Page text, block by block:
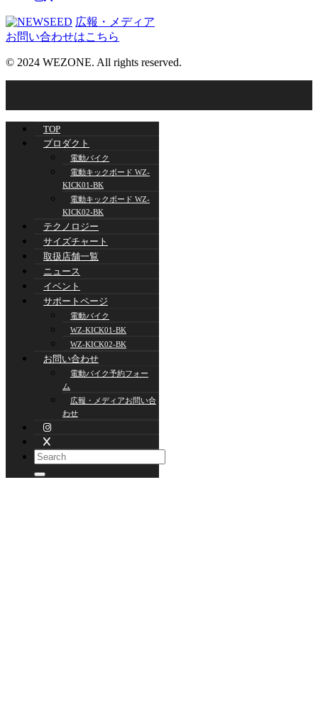
広報・メディア
お問い合わせはこちら
© 2024 WEZONE. All rights reserved.
TOP
プロダクト
電動バイク
電動キックボード WZ-
KICK01-BK
電動キックボード WZ-
KICK02-BK
テクノロジー
サイズチャート
取扱店舗一覧
ニュース
イベント
サポートページ
電動バイク
WZ-KICK01-BK
WZ-KICK02-BK
お問い合わせ
電動バイク予約フォー
ム
広報・メディアお問い合
わせ